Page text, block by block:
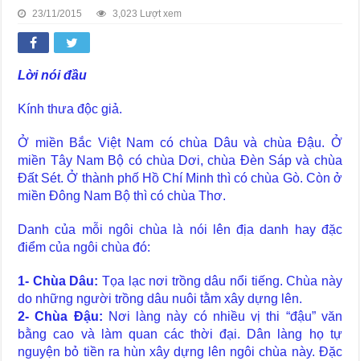
23/11/2015 3,023 Lượt xem
Lời nói đầu
Kính thưa độc giả.
Ở miền Bắc Việt Nam có chùa Dâu và chùa Đậu. Ở
miền Tây Nam Bộ có chùa Dơi, chùa Đèn Sáp và chùa
Đất Sét. Ở thành phố Hồ Chí Minh thì có chùa Gò. Còn ở
miền Đông Nam Bộ thì có chùa Thơ.
Danh của mỗi ngôi chùa là nói lên địa danh hay đặc
điểm của ngôi chùa đó:
1- Chùa Dâu: Tọa lạc nơi trồng dâu nổi tiếng. Chùa này
do những người trồng dâu nuôi tằm xây dựng lên.
2- Chùa Đậu: Nơi làng này có nhiều vị thi “đậu” văn
bằng cao và làm quan các thời đại. Dân làng họ tự
nguyện bỏ tiền ra hùn xây dựng lên ngôi chùa này. Đặc